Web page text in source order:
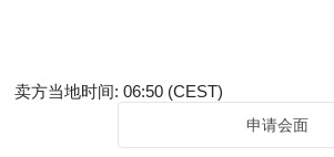
卖方当地时间: 06:50 (CEST)
申请会面